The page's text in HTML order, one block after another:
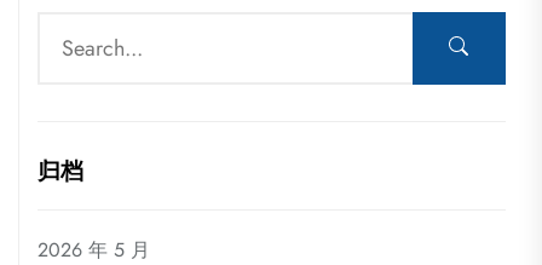
归档
2026 年 5 月